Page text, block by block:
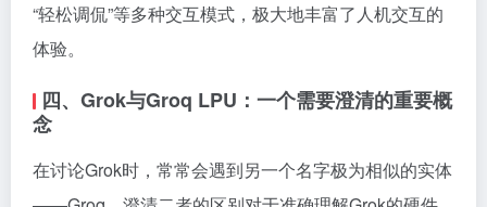
“轻松调侃”等多种交互模式，极大地丰富了人机交互的
体验。
四、Grok与Groq LPU：一个需要澄清的重要概
念
在讨论Grok时，常常会遇到另一个名字极为相似的实体